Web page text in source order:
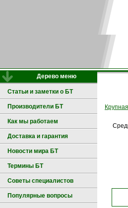
Дерево меню
Статьи и заметки о БТ
Производители БТ
Как мы работаем
Доставка и гарантия
Новости мира БТ
Термины БТ
Советы специалистов
Популярные вопросы